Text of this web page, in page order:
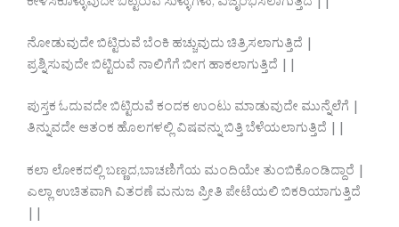
ನೋಡುವುದೇ ಬಿಟ್ಟಿರುವೆ ಬೆಂಕಿ ಹಚ್ಚುವುದು ಚಿತ್ರಿಸಲಾಗುತ್ತಿದೆ |
ಪ್ರಶ್ನಿಸುವುದೇ ಬಿಟ್ಟಿರುವೆ ನಾಲಿಗೆಗೆ ಬೀಗ ಹಾಕಲಾಗುತ್ತಿದೆ ||
ಪುಸ್ತಕ ಓದುವದೇ ಬಿಟ್ಟಿರುವೆ ಕಂದಕ ಉಂಟು ಮಾಡುವುದೇ ಮುನ್ನೆಲೆಗೆ |
ತಿನ್ನುವದೇ ಆತಂಕ ಹೊಲಗಳಲ್ಲಿ ವಿಷವನ್ನು ಬಿತ್ತಿ ಬೆಳೆಯಲಾಗುತ್ತಿದೆ ||
ಕಲಾ ಲೋಕದಲ್ಲಿ ಬಣ್ಣದ,ಬಾಚಣಿಗೆಯ ಮಂದಿಯೇ ತುಂಬಿಕೊಂಡಿದ್ದಾರೆ |
ಎಲ್ಲಾ ಉಚಿತವಾಗಿ ವಿತರಣೆ ಮನುಜ ಪ್ರೀತಿ ಪೇಟೆಯಲಿ ಬಿಕರಿಯಾಗುತ್ತಿದೆ
||